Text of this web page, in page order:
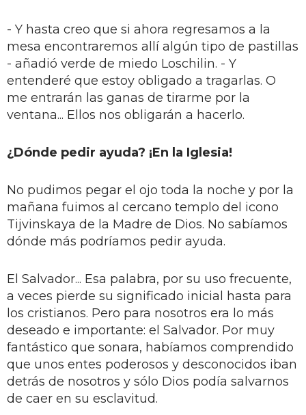
- Y hasta creo que si ahora regresamos a la
mesa encontraremos allí algún tipo de pastillas
- añadió verde de miedo Loschilin. - Y
entenderé que estoy obligado a tragarlas. O
me entrarán las ganas de tirarme por la
ventana... Ellos nos obligarán a hacerlo.
¿Dónde pedir ayuda? ¡En la Iglesia!
No pudimos pegar el ojo toda la noche y por la
mañana fuimos al cercano templo del icono
Tijvinskaya de la Madre de Dios. No sabíamos
dónde más podríamos pedir ayuda.
El Salvador... Esa palabra, por su uso frecuente,
a veces pierde su significado inicial hasta para
los cristianos. Pero para nosotros era lo más
deseado e importante: el Salvador. Por muy
fantástico que sonara, habíamos comprendido
que unos entes poderosos y desconocidos iban
detrás de nosotros y sólo Dios podía salvarnos
de caer en su esclavitud.